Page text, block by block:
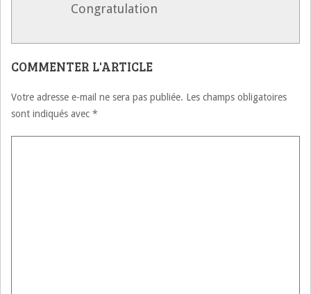
Congratulation
COMMENTER L'ARTICLE
Votre adresse e-mail ne sera pas publiée. Les champs obligatoires
sont indiqués avec *